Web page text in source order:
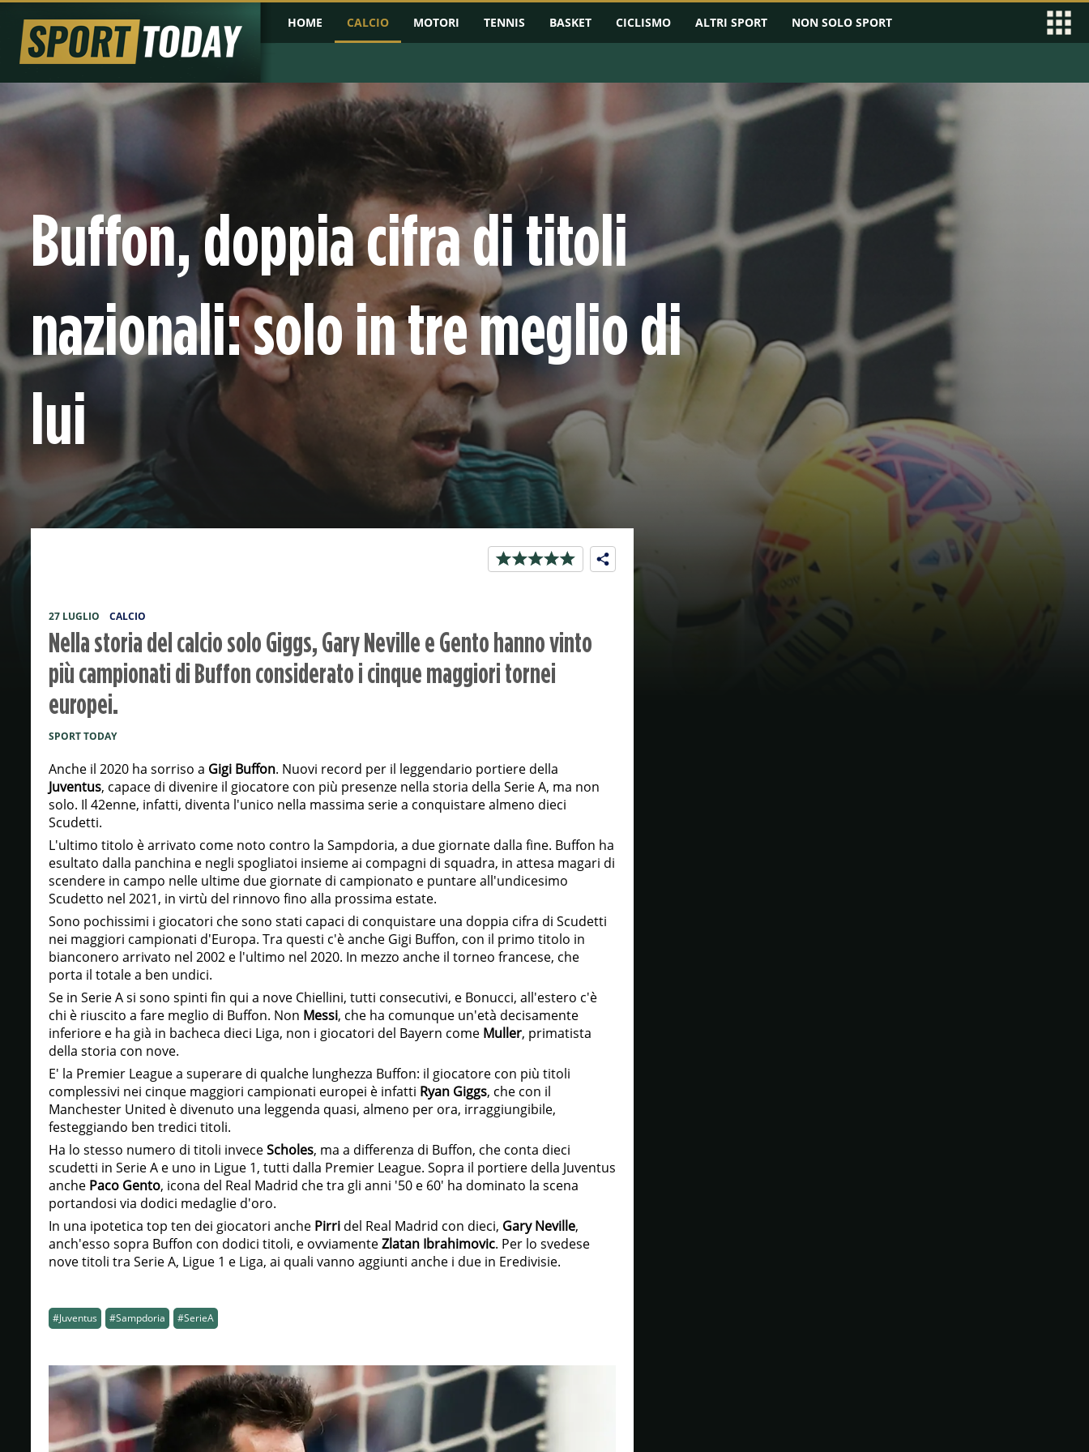
HOME CALCIO MOTORI TENNIS BASKET CICLISMO ALTRI SPORT NON SOLO SPORT
PRIMA PAGINA COPPA D'AFRICA PROBABILI FORMAZIONI CHAMPIONS LEAGUE CONFERENCE LEAGUE SERIE B
Buffon, doppia cifra di titoli
nazionali: solo in tre meglio di
lui
27 LUGLIO CALCIO
Nella storia del calcio solo Giggs, Gary Neville e Gento hanno vinto
più campionati di Buffon considerato i cinque maggiori tornei
europei.
SPORT TODAY
Anche il 2020 ha sorriso a Gigi Buffon. Nuovi record per il leggendario portiere della
Juventus, capace di divenire il giocatore con più presenze nella storia della Serie A, ma non
solo. Il 42enne, infatti, diventa l'unico nella massima serie a conquistare almeno dieci
Scudetti.
L'ultimo titolo è arrivato come noto contro la Sampdoria, a due giornate dalla fine. Buffon ha
esultato dalla panchina e negli spogliatoi insieme ai compagni di squadra, in attesa magari di
scendere in campo nelle ultime due giornate di campionato e puntare all'undicesimo
Scudetto nel 2021, in virtù del rinnovo fino alla prossima estate.
Sono pochissimi i giocatori che sono stati capaci di conquistare una doppia cifra di Scudetti
nei maggiori campionati d'Europa. Tra questi c'è anche Gigi Buffon, con il primo titolo in
bianconero arrivato nel 2002 e l'ultimo nel 2020. In mezzo anche il torneo francese, che
porta il totale a ben undici.
Se in Serie A si sono spinti fin qui a nove Chiellini, tutti consecutivi, e Bonucci, all'estero c'è
chi è riuscito a fare meglio di Buffon. Non Messi, che ha comunque un'età decisamente
inferiore e ha già in bacheca dieci Liga, non i giocatori del Bayern come Muller, primatista
della storia con nove.
E' la Premier League a superare di qualche lunghezza Buffon: il giocatore con più titoli
complessivi nei cinque maggiori campionati europei è infatti Ryan Giggs, che con il
Manchester United è divenuto una leggenda quasi, almeno per ora, irraggiungibile,
festeggiando ben tredici titoli.
Ha lo stesso numero di titoli inveceScholes, ma a differenza di Buffon, che conta dieci
scudetti in Serie A e uno in Ligue 1, tutti dalla Premier League. Sopra il portiere della Juventus
anche Paco Gento, icona del Real Madrid che tra gli anni '50 e 60' ha dominato la scena
portandosi via dodici medaglie d'oro.
In una ipotetica top ten dei giocatori anche Pirri del Real Madrid con dieci, Gary Neville,
anch'esso sopra Buffon con dodici titoli, e ovviamenteZlatan Ibrahimovic. Per lo svedese
nove titoli tra Serie A, Ligue 1 e Liga, ai quali vanno aggiunti anche i due in Eredivisie.
#Juventus #Sampdoria #SerieA